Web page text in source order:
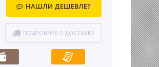
НАШЛИ ДЕШЕВЛЕ?
ПОДРОБНЕЕ О ДОСТАВКЕ